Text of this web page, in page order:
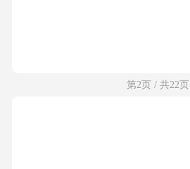
第2页 / 共22页